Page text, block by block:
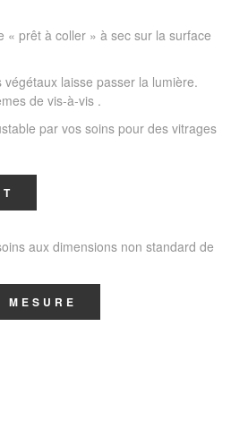
« prêt à coller » à sec sur la surface
laisse passer la lumière.
de vis-à-vis .
par vos soins pour des vitrages
aux dimensions non standard de
MESURE